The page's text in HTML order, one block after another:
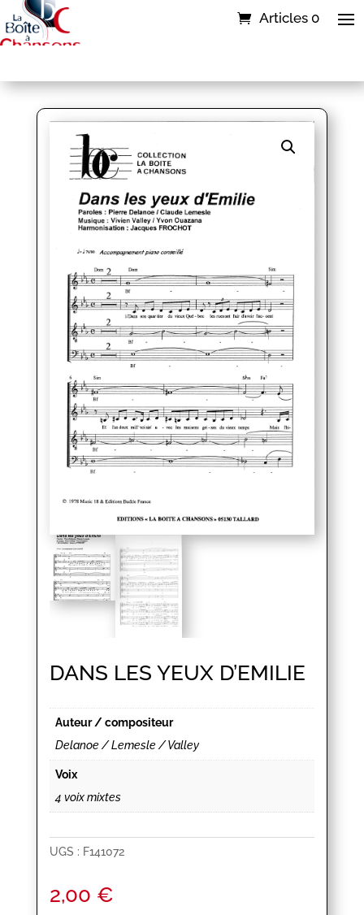
Articles 0
DANS LES YEUX D’EMILIE
Auteur / compositeur
Delanoe / Lemesle / Valley
Voix
4 voix mixtes
UGS : F141072
2,00 €